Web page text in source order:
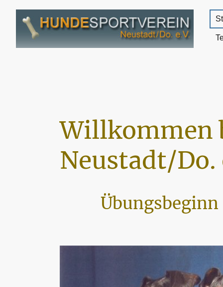
Willkommen
Neustadt/Do.
Übungsbeginn